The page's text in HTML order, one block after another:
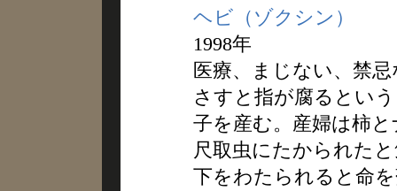
ヘビ（ゾクシン）
1998年
医療、まじない、禁
さすと指が腐るとい
子を産む。産婦は柿
尺取虫にたかられた
下をわたられると命